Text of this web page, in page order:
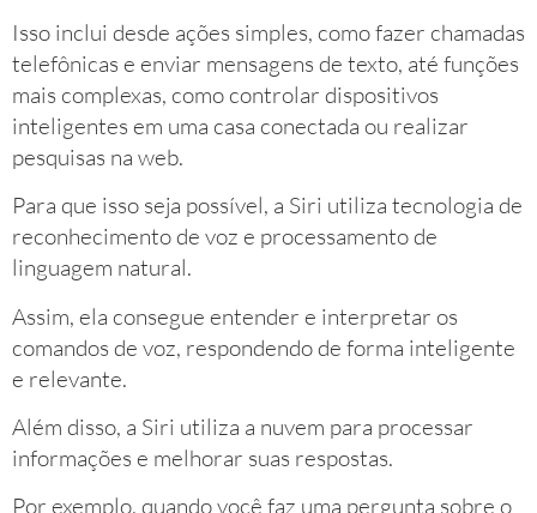
Isso inclui desde ações simples, como fazer chamadas
telefônicas e enviar mensagens de texto, até funções
mais complexas, como controlar dispositivos
inteligentes em uma casa conectada ou realizar
pesquisas na web.
Para que isso seja possível, a Siri utiliza tecnologia de
reconhecimento de voz e processamento de
linguagem natural.
Assim, ela consegue entender e interpretar os
comandos de voz, respondendo de forma inteligente
e relevante.
Além disso, a Siri utiliza a nuvem para processar
informações e melhorar suas respostas.
Por exemplo, quando você faz uma pergunta sobre o